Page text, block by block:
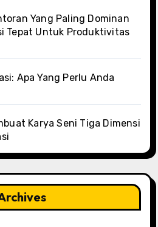
Yang Paling Dominan
Tepat Untuk Produktivitas
Apa Yang Perlu Anda
Karya Seni Tiga Dimensi